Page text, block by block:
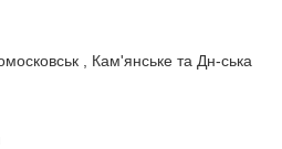
, Кам'янське та Дн-ська